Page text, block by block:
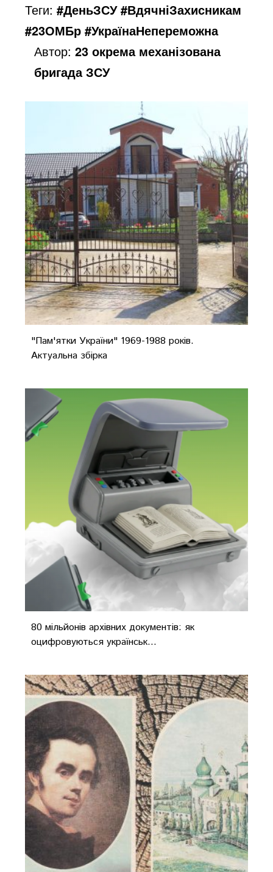
Теги:#ДеньЗСУ #ВдячніЗахисникам
#23ОМБр #УкраїнаНепереможна
Автор:23 окрема механізована
бригада ЗСУ
"Пам'ятки України" 1969-1988 років.
Актуальна збірка
80 мільйонів архівних документів: як
оцифровуються українськ...